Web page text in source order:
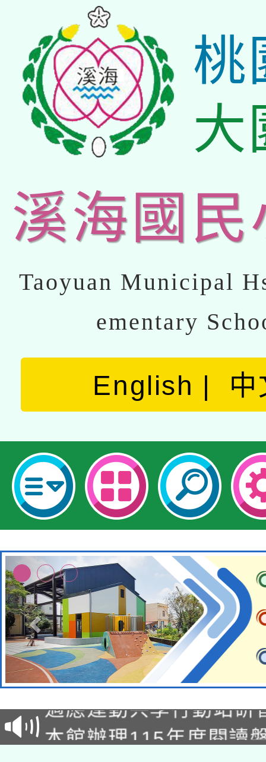
桃
大
溪海國民
Taoyuan Municipal
ementary
English 中
本校115學年度第2次
招)
本館辦理115年度閱讀